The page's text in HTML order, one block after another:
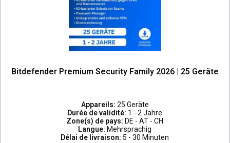
Bitdefender Premium Security Family 2026 | 25 Geräte
Appareils: 25 Geräte
Durée de validité: 1 - 2 Jahre
Zone(s) de pays:DE - AT - CH
Langue:Mehrsprachig
Délai de livraison: 5 - 30 Minuten